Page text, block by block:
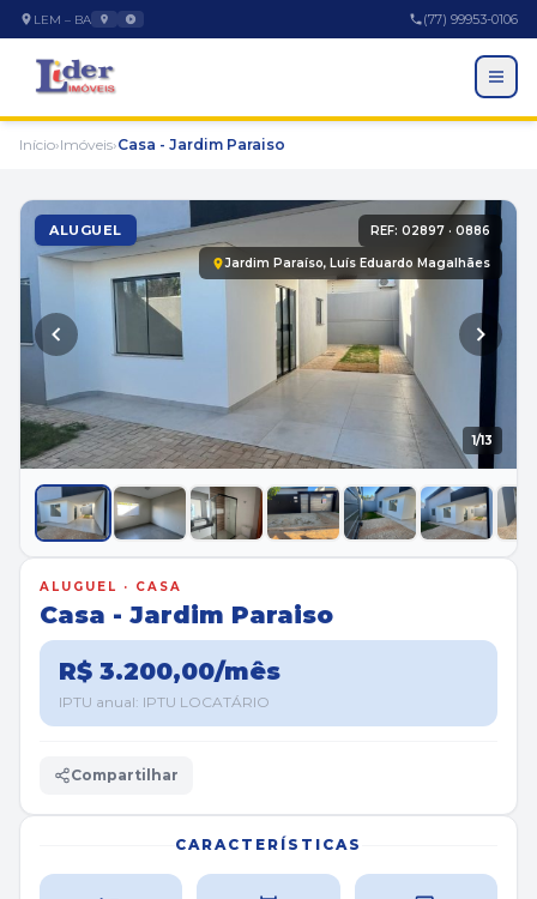
LEM – BA (77) 99953-0106
EMPRESA
A Empresa
Trabalhe Conosco
Início›Imóveis›Casa - Jardim Paraiso
ALUGUEL REF: 02897 · 0886
Jardim Paraíso, Luís Eduardo Magalhães
1/13
ALUGUEL · CASA
Casa - Jardim Paraiso
R$ 3.200,00/mês
IPTU anual: IPTU LOCATÁRIO
Compartilhar
CARACTERÍSTICAS